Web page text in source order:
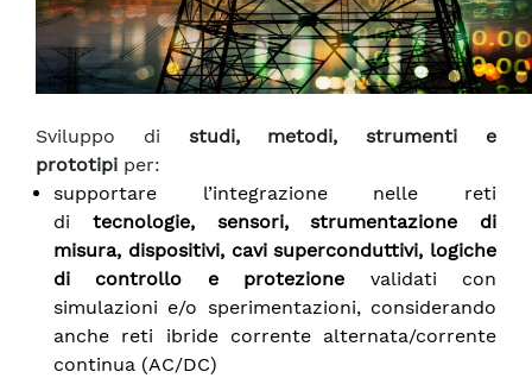
Sviluppo di studi, metodi, strumenti e
prototipi per:
supportare l’integrazione nelle reti
di tecnologie, sensori, strumentazione di
misura, dispositivi, cavi superconduttivi, logiche
di controllo e protezione validati con
simulazioni e/o sperimentazioni, considerando
anche reti ibride corrente alternata/corrente
continua (AC/DC)